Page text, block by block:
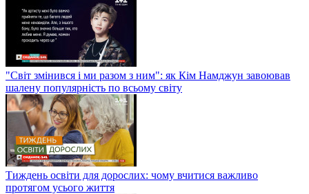
"Світ змінився і ми разом з ним": як Кім Намджун завоював
шалену популярність по всьому світу
Тиждень освіти для дорослих: чому вчитися важливо
протягом усього життя